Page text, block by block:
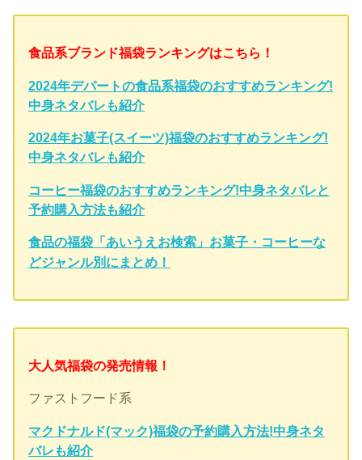
食品系ブランド福袋ランキングはこちら！
2024年デパートの食品系福袋のおすすめランキング!
中身ネタバレも紹介
2024年お菓子(スイーツ)福袋のおすすめランキング!
中身ネタバレも紹介
コーヒー福袋のおすすめランキング!中身ネタバレと
予約購入方法も紹介
食品の福袋「あいうえお検索」お菓子・コーヒーな
どジャンル別にまとめ！
大人気福袋の発売情報！
ファストフード系
マクドナルド(マック)福袋の予約購入方法!中身ネタ
バレも紹介